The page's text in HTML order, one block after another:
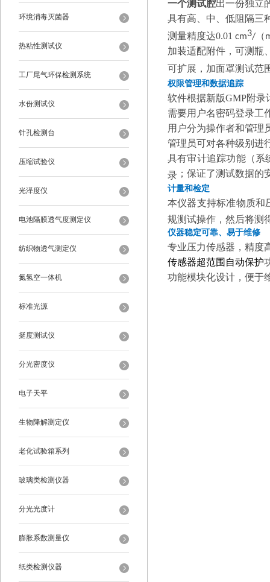
环境消毒灭菌器
热粘性测试仪
工厂尾气环保检测系统
水份测试仪
针孔检测台
压缩试验仪
光泽度仪
电池隔膜透气度测定仪
纺织物透气测定仪
氮氢空一体机
标准光源
挺度测试仪
分光密度仪
电子天平
生物降解测定仪
老化试验箱系列
玻璃类检测仪器
分光光度计
膨胀系数测量仪
纸类检测仪器
一个测试腔出一份独立
具有高、中、低阻隔三
测量精度达0.01 cm3/ （
加装适配附件，可测瓶
可扩展，加面罩测试范
权限管理和数据追踪
软件根据新版GMP附录
需要用户名密码登录工
用户分为操作者和管理
管理员可对各种级别进
具有审计追踪功能（系
录 ； 保证了测试数据的
计量和检定
本仪器支持标准物质和
规测试操作，然后将测
仪器稳定可靠、易于维修
专业压力传感器，精度
传感器超范围自动保护
功能模块化设计，便于